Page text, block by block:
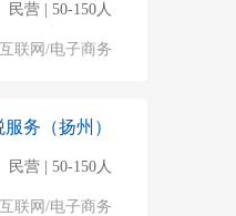
民营 | 50-150人
互联网/电子商务
务（扬州）
民营 | 50-150人
互联网/电子商务